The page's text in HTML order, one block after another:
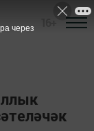
через